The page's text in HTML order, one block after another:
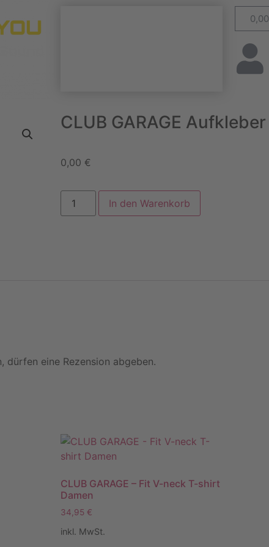
0,00
CLUB GARAGE Aufkleber
0,00 €
In den Warenkorb
dürfen eine Rezension abgeben.
CLUB GARAGE – Fit V-neck T-shirt
Damen
34,95 €
inkl. MwSt.